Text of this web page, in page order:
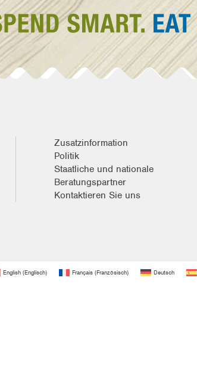
Zusatzinformation
Politik
Staatliche und nationale
Beratungspartner
Kontaktieren Sie uns
English (Englisch) Français (Französisch) Deutsch